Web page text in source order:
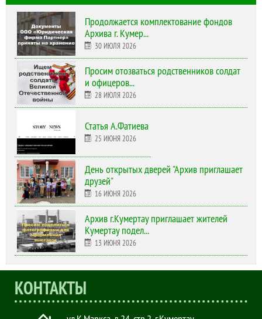
Продолжается комплектование фондов
Архива г. Кумер...
30 ИЮЛЯ 2026
Просим отозваться родственников солдат
и офицеров...
28 ИЮЛЯ 2026
Статья А.Фатиева
25 ИЮНЯ 2026
День открытых дверей "Архив приглашает
друзей"
16 ИЮНЯ 2026
Архив г.Кумертау приглашает жителей
Кумертау подел...
13 ИЮНЯ 2026
КОНТАКТЫ